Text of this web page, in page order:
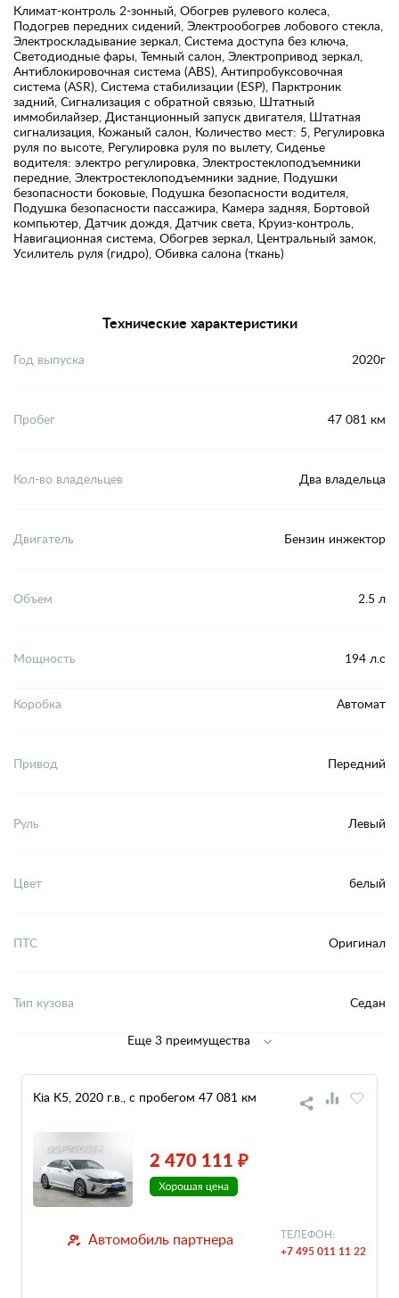
Климат-контроль 2-зонный, Обогрев рулевого колеса,
Подогрев передних сидений, Электрообогрев лобового стекла,
Электроскладывание зеркал, Система доступа без ключа,
Светодиодные фары, Темный салон, Электропривод зеркал,
Антиблокировочная система (ABS), Антипробуксовочная
система (ASR), Система стабилизации (ESP), Парктроник
задний, Сигнализация с обратной связью, Штатный
иммобилайзер, Дистанционный запуск двигателя, Штатная
сигнализация, Кожаный салон, Количество мест: 5, Регулировка
руля по высоте, Регулировка руля по вылету, Сиденье
водителя: электро регулировка, Электростеклоподъемники
передние, Электростеклоподъемники задние, Подушки
безопасности боковые, Подушка безопасности водителя,
Подушка безопасности пассажира, Камера задняя, Бортовой
компьютер, Датчик дождя, Датчик света, Круиз-контроль,
Навигационная система, Обогрев зеркал, Центральный замок,
Усилитель руля (гидро), Обивка салона (ткань)
Технические характеристики
Год выпуска 2020г
Пробег 47 081 км
Кол-во владельцев Два владельца
Двигатель Бензин инжектор
Объем 2.5 л
Мощность 194 л.с
Коробка Автомат
Привод Передний
Руль Левый
Цвет белый
ПТС Оригинал
Тип кузова Седан
Еще 3 преимущества
Kia K5, 2020 г.в., с пробегом 47 081 км
2 470 111 ₽
Автомобиль партнера ТЕЛЕФОН:
+7 495 011 11 22